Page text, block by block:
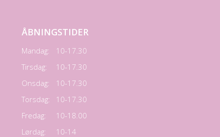
ÅBNINGSTIDER
Mandag:
10-17.30
Tirsdag:
10-17.30
Onsdag:
10-17.30
Torsdag:
10-17.30
Fredag:
10-18.00
Lørdag:
10-14